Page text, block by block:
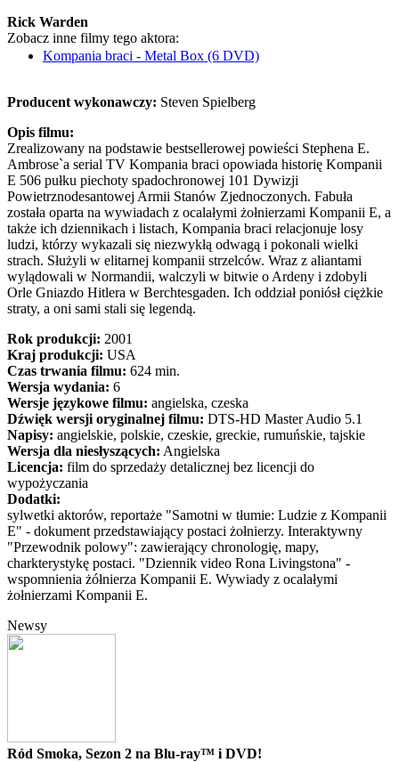
Rick Warden
Zobacz inne filmy tego aktora:
Kompania braci - Metal Box (6 DVD)
Producent wykonawczy: Steven Spielberg
Opis filmu:
Zrealizowany na podstawie bestsellerowej powieści Stephena E.
Ambrose`a serial TV Kompania braci opowiada historię Kompanii
E 506 pułku piechoty spadochronowej 101 Dywizji
Powietrznodesantowej Armii Stanów Zjednoczonych. Fabuła
została oparta na wywiadach z ocalałymi żołnierzami Kompanii E, a
także ich dziennikach i listach, Kompania braci relacjonuje losy
ludzi, którzy wykazali się niezwykłą odwagą i pokonali wielki
strach. Służyli w elitarnej kompanii strzelców. Wraz z aliantami
wylądowali w Normandii, walczyli w bitwie o Ardeny i zdobyli
Orle Gniazdo Hitlera w Berchtesgaden. Ich oddział poniósł ciężkie
straty, a oni sami stali się legendą.
Rok produkcji: 2001
Kraj produkcji: USA
Czas trwania filmu: 624 min.
Wersja wydania: 6
Wersje językowe filmu: angielska, czeska
Dźwięk wersji oryginalnej filmu: DTS-HD Master Audio 5.1
Napisy: angielskie, polskie, czeskie, greckie, rumuńskie, tajskie
Wersja dla niesłyszących: Angielska
Licencja: film do sprzedaży detalicznej bez licencji do
wypożyczania
Dodatki:
sylwetki aktorów, reportaże "Samotni w tłumie: Ludzie z Kompanii
E" - dokument przedstawiający postaci żołnierzy. Interaktywny
"Przewodnik polowy": zawierający chronologię, mapy,
charkterystykę postaci. "Dziennik video Rona Livingstona" -
wspomnienia żółnierza Kompanii E. Wywiady z ocalałymi
żołnierzami Kompanii E.
Newsy
Ród Smoka, Sezon 2 na Blu-ray™ i DVD!